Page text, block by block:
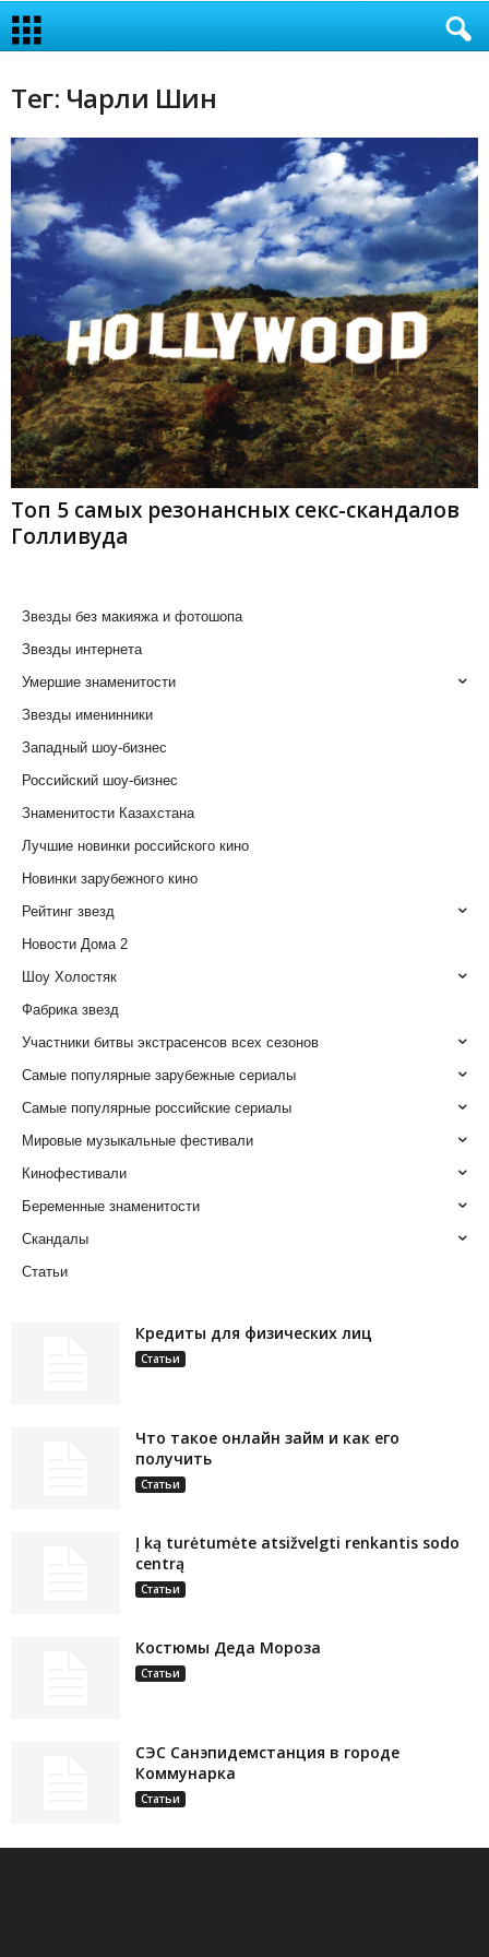
Тег: Чарли Шин
Топ 5 самых резонансных секс-скандалов
Голливуда
Звезды без макияжа и фотошопа
Звезды интернета
Умершие знаменитости
Звезды именинники
Западный шоу-бизнес
Российский шоу-бизнес
Знаменитости Казахстана
Лучшие новинки российского кино
Новинки зарубежного кино
Рейтинг звезд
Новости Дома 2
Шоу Холостяк
Фабрика звезд
Участники битвы экстрасенсов всех сезонов
Самые популярные зарубежные сериалы
Самые популярные российские сериалы
Мировые музыкальные фестивали
Кинофестивали
Беременные знаменитости
Скандалы
Статьи
Кредиты для физических лиц
Статьи
Что такое онлайн займ и как его
получить
Статьи
Į ką turėtumėte atsižvelgti renkantis sodo
centrą
Статьи
Костюмы Деда Мороза
Статьи
СЭС Санэпидемстанция в городе
Коммунарка
Статьи